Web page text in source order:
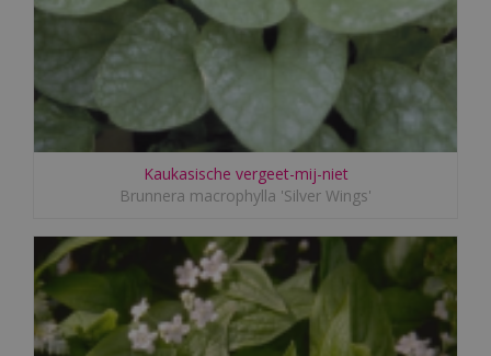
Kaukasische vergeet-mij-niet
Brunnera macrophylla 'Silver Wings'